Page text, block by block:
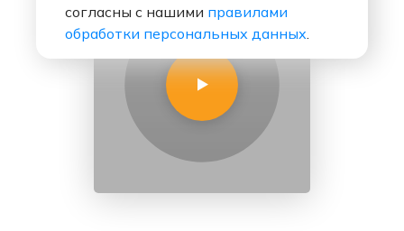
согласны с нашими правилами
обработки персональных данных.